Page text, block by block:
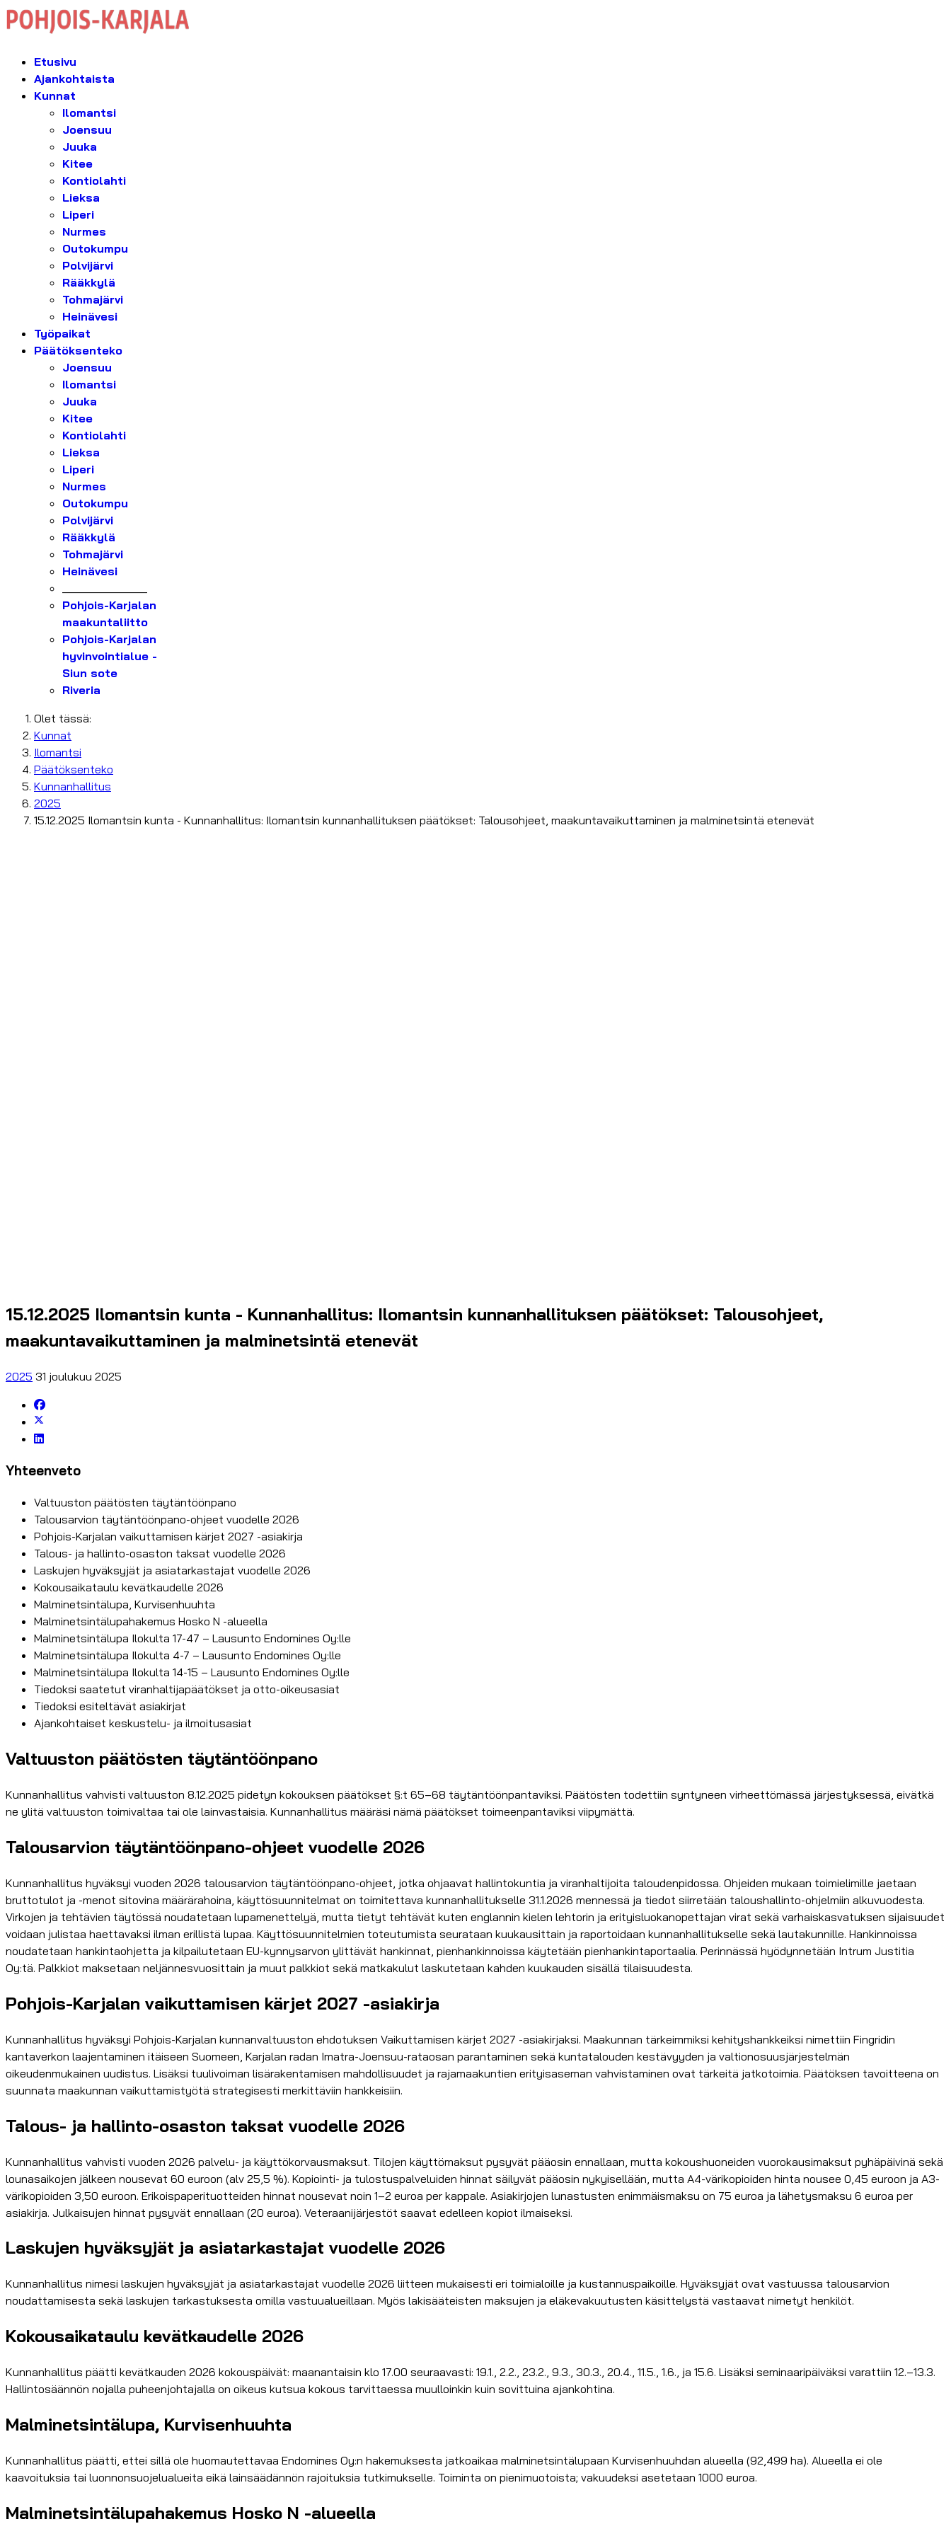
Etusivu
Ajankohtaista
Kunnat
Ilomantsi
Joensuu
Juuka
Kitee
Kontiolahti
Lieksa
Liperi
Nurmes
Outokumpu
Polvijärvi
Rääkkylä
Tohmajärvi
Heinävesi
Työpaikat
Päätöksenteko
Joensuu
Ilomantsi
Juuka
Kitee
Kontiolahti
Lieksa
Liperi
Nurmes
Outokumpu
Polvijärvi
Rääkkylä
Tohmajärvi
Heinävesi
Pohjois-Karjalan
maakuntaliitto
Pohjois-Karjalan
hyvinvointialue -
Siun sote
Riveria
Olet tässä:
Kunnat
Ilomantsi
Päätöksenteko
Kunnanhallitus
2025
15.12.2025 Ilomantsin kunta - Kunnanhallitus: Ilomantsin kunnanhallituksen päätökset: Talousohjeet, maakuntavaikuttaminen ja malminetsintä etenevät
15.12.2025 Ilomantsin kunta - Kunnanhallitus: Ilomantsin kunnanhallituksen päätökset: Talousohjeet,
maakuntavaikuttaminen ja malminetsintä etenevät
2025 31 joulukuu 2025
Yhteenveto
Valtuuston päätösten täytäntöönpano
Talousarvion täytäntöönpano-ohjeet vuodelle 2026
Pohjois-Karjalan vaikuttamisen kärjet 2027 -asiakirja
Talous- ja hallinto-osaston taksat vuodelle 2026
Laskujen hyväksyjät ja asiatarkastajat vuodelle 2026
Kokousaikataulu kevätkaudelle 2026
Malminetsintälupa, Kurvisenhuuhta
Malminetsintälupahakemus Hosko N -alueella
Malminetsintälupa Ilokulta 17-47 – Lausunto Endomines Oy:lle
Malminetsintälupa Ilokulta 4-7 – Lausunto Endomines Oy:lle
Malminetsintälupa Ilokulta 14-15 – Lausunto Endomines Oy:lle
Tiedoksi saatetut viranhaltijapäätökset ja otto-oikeusasiat
Tiedoksi esiteltävät asiakirjat
Ajankohtaiset keskustelu- ja ilmoitusasiat
Valtuuston päätösten täytäntöönpano
Kunnanhallitus vahvisti valtuuston 8.12.2025 pidetyn kokouksen päätökset §:t 65–68 täytäntöönpantaviksi. Päätösten todettiin syntyneen virheettömässä järjestyksessä, eivätkä
ne ylitä valtuuston toimivaltaa tai ole lainvastaisia. Kunnanhallitus määräsi nämä päätökset toimeenpantaviksi viipymättä.
Talousarvion täytäntöönpano-ohjeet vuodelle 2026
Kunnanhallitus hyväksyi vuoden 2026 talousarvion täytäntöönpano-ohjeet, jotka ohjaavat hallintokuntia ja viranhaltijoita taloudenpidossa. Ohjeiden mukaan toimielimille jaetaan
bruttotulot ja -menot sitovina määrärahoina, käyttösuunnitelmat on toimitettava kunnanhallitukselle 31.1.2026 mennessä ja tiedot siirretään taloushallinto-ohjelmiin alkuvuodesta.
Virkojen ja tehtävien täytössä noudatetaan lupamenettelyä, mutta tietyt tehtävät kuten englannin kielen lehtorin ja erityisluokanopettajan virat sekä varhaiskasvatuksen sijaisuudet
voidaan julistaa haettavaksi ilman erillistä lupaa. Käyttösuunnitelmien toteutumista seurataan kuukausittain ja raportoidaan kunnanhallitukselle sekä lautakunnille. Hankinnoissa
noudatetaan hankintaohjetta ja kilpailutetaan EU-kynnysarvon ylittävät hankinnat, pienhankinnoissa käytetään pienhankintaportaalia. Perinnässä hyödynnetään Intrum Justitia
Oy:tä. Palkkiot maksetaan neljännesvuosittain ja muut palkkiot sekä matkakulut laskutetaan kahden kuukauden sisällä tilaisuudesta.
Pohjois-Karjalan vaikuttamisen kärjet 2027 -asiakirja
Kunnanhallitus hyväksyi Pohjois-Karjalan kunnanvaltuuston ehdotuksen Vaikuttamisen kärjet 2027 -asiakirjaksi. Maakunnan tärkeimmiksi kehityshankkeiksi nimettiin Fingridin
kantaverkon laajentaminen itäiseen Suomeen, Karjalan radan Imatra-Joensuu-rataosan parantaminen sekä kuntatalouden kestävyyden ja valtionosuusjärjestelmän
oikeudenmukainen uudistus. Lisäksi tuulivoiman lisärakentamisen mahdollisuudet ja rajamaakuntien erityisaseman vahvistaminen ovat tärkeitä jatkotoimia. Päätöksen tavoitteena on
suunnata maakunnan vaikuttamistyötä strategisesti merkittäviin hankkeisiin.
Talous- ja hallinto-osaston taksat vuodelle 2026
Kunnanhallitus vahvisti vuoden 2026 palvelu- ja käyttökorvausmaksut. Tilojen käyttömaksut pysyvät pääosin ennallaan, mutta kokoushuoneiden vuorokausimaksut pyhäpäivinä sekä
lounasaikojen jälkeen nousevat 60 euroon (alv 25,5 %). Kopiointi- ja tulostuspalveluiden hinnat säilyvät pääosin nykyisellään, mutta A4-värikopioiden hinta nousee 0,45 euroon ja A3-
värikopioiden 3,50 euroon. Erikoispaperituotteiden hinnat nousevat noin 1–2 euroa per kappale. Asiakirjojen lunastusten enimmäismaksu on 75 euroa ja lähetysmaksu 6 euroa per
asiakirja. Julkaisujen hinnat pysyvät ennallaan (20 euroa). Veteraanijärjestöt saavat edelleen kopiot ilmaiseksi.
Laskujen hyväksyjät ja asiatarkastajat vuodelle 2026
Kunnanhallitus nimesi laskujen hyväksyjät ja asiatarkastajat vuodelle 2026 liitteen mukaisesti eri toimialoille ja kustannuspaikoille. Hyväksyjät ovat vastuussa talousarvion
noudattamisesta sekä laskujen tarkastuksesta omilla vastuualueillaan. Myös lakisääteisten maksujen ja eläkevakuutusten käsittelystä vastaavat nimetyt henkilöt.
Kokousaikataulu kevätkaudelle 2026
Kunnanhallitus päätti kevätkauden 2026 kokouspäivät: maanantaisin klo 17.00 seuraavasti: 19.1., 2.2., 23.2., 9.3., 30.3., 20.4., 11.5., 1.6., ja 15.6. Lisäksi seminaaripäiväksi varattiin 12.–13.3.
Hallintosäännön nojalla puheenjohtajalla on oikeus kutsua kokous tarvittaessa muulloinkin kuin sovittuina ajankohtina.
Malminetsintälupa, Kurvisenhuuhta
Kunnanhallitus päätti, ettei sillä ole huomautettavaa Endomines Oy:n hakemuksesta jatkoaikaa malminetsintälupaan Kurvisenhuuhdan alueella (92,499 ha). Alueella ei ole
kaavoituksia tai luonnonsuojelualueita eikä lainsäädännön rajoituksia tutkimukselle. Toiminta on pienimuotoista; vakuudeksi asetetaan 1000 euroa.
Malminetsintälupahakemus Hosko N -alueella